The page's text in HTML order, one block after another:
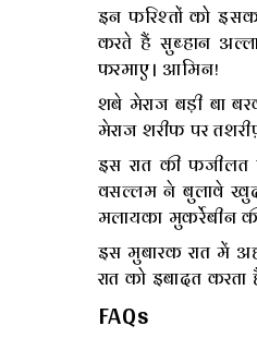
इन फरिश्तों को
करते हैं सुब्हान
फरमाए। आमिन!
शबे मेराज बड़ी बा
मेराज शरीफ पर
इस रात की
वसल्लम ने बुलावे
मलायका मुकर्रेबीन
इस मुबारक रात में
रात को इबादत
FAQs